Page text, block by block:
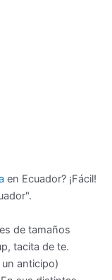
en Ecuador? ¡Fácil!
de tamaños
tacita de te.
anticipo)